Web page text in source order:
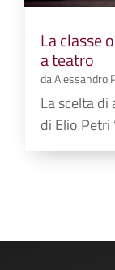
La classe
a teatro
daAlessandro
La scelta di
di Elio Petri